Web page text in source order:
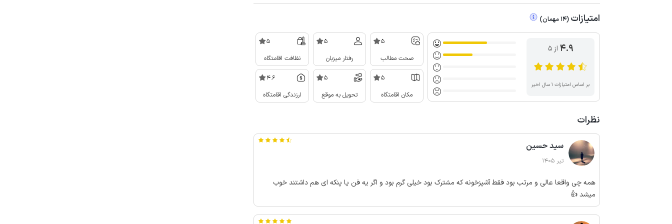
امتیازات (
14 مهمان)
4.9 از ۵
بر اساس امتیازات ۱ سال اخیر
5
صحت مطالب
5
رفتار میزبان
5
نظافت اقامتگاه
5
مکان اقامتگاه
5
تحویل به موقع
4.6
ارزندگی اقامتگاه
نظرات
سید حسین
تیر 1405
همه چی واقعا عالی و مرتب بود فقط آشپزخونه که مشترک بود خیلی گرم بود و اگر یه فن یا پنکه ای هم داشتند خوب
میشد 👍